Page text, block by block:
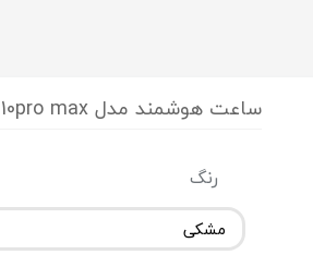
ساعت هوشمند مدل HK 10pro max
رنگ